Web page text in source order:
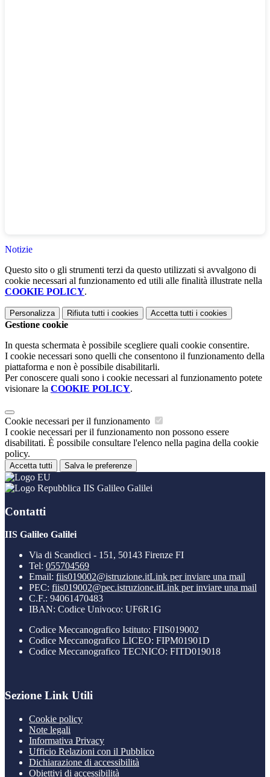
Notizie
Questo sito o gli strumenti terzi da questo utilizzati si avvalgono di
cookie necessari al funzionamento ed utili alle finalità illustrate nella
COOKIE POLICY.
Personalizza Rifiuta tutti i cookies Accetta tutti i cookies
Gestione cookie
In questa schermata è possibile scegliere quali cookie consentire.
I cookie necessari sono quelli che consentono il funzionamento della
piattaforma e non è possibile disabilitarli.
Per conoscere quali sono i cookie necessari al funzionamento potete
visionare la COOKIE POLICY.
Cookie necessari per il funzionamento
I cookie necessari per il funzionamento non possono essere
disabilitati. È possibile consultare l'elenco nella pagina della cookie
policy.
Accetta tutti Salva le preferenze
IIS Galileo Galilei
Contatti
IIS Galileo Galilei
Via di Scandicci - 151, 50143 Firenze FI
Tel: 055704569
Email: fiis019002@istruzione.itLink per inviare una mail
PEC: fiis019002@pec.istruzione.itLink per inviare una mail
C.F.: 94061470483
IBAN: Codice Univoco: UF6R1G
Codice Meccanografico Istituto: FIIS019002
Codice Meccanografico LICEO: FIPM01901D
Codice Meccanografico TECNICO: FITD019018
Sezione Link Utili
Cookie policy
Note legali
Informativa Privacy
Ufficio Relazioni con il Pubblico
Dichiarazione di accessibilità
Obiettivi di accessibilità